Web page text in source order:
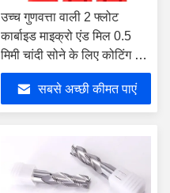
उच्च गुणवत्ता वाली 2 फ्लोट
कार्बाइड माइक्रो एंड मिल 0.5
मिमी चांदी सोने के लिए कोटिंग के
साथ
सबसे अच्छी कीमत पाएं